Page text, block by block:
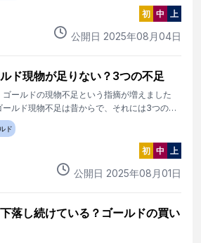
初 中 上
公開日 2025年08 月04日
ド現物が足りない？3つの不足
ゴールドの現物不足という指摘が増えました
ールド現物不足は昔からで、それには3つの事
ます。
ド
初 中 上
公開日 2025年08 月01日
落し続けている？ゴールドの買い